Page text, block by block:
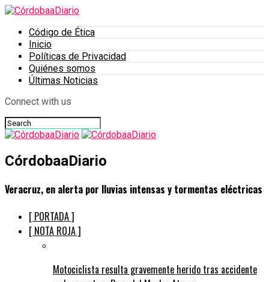
Código de Ética
Inicio
Políticas de Privacidad
Quiénes somos
Últimas Noticias
Connect with us
CórdobaaDiario
Veracruz, en alerta por lluvias intensas y tormentas eléctricas
[ PORTADA ]
[ NOTA ROJA ]
Motociclista resulta gravemente herido tras accidente